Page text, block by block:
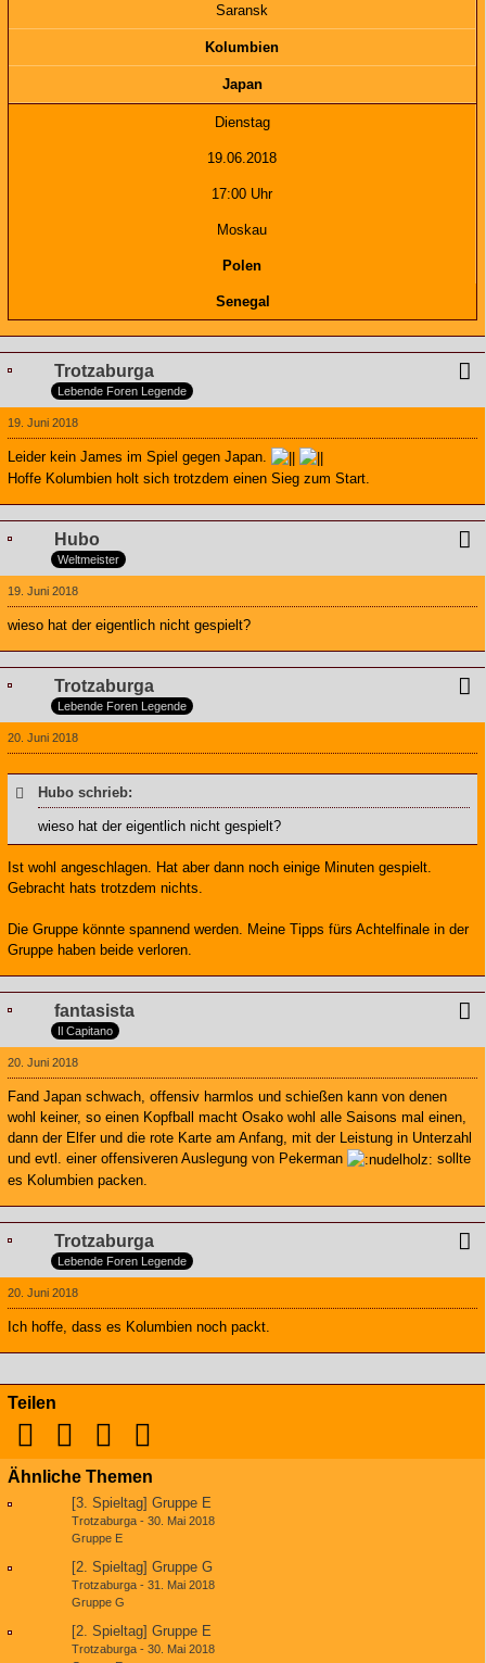
Saransk
Kolumbien
Japan
Dienstag
19.06.2018
17:00 Uhr
Moskau
Polen
Senegal
Trotzaburga
Lebende Foren Legende
19. Juni 2018
Leider kein James im Spiel gegen Japan.
Hoffe Kolumbien holt sich trotzdem einen Sieg zum Start.
Hubo
Weltmeister
19. Juni 2018
wieso hat der eigentlich nicht gespielt?
Trotzaburga
Lebende Foren Legende
20. Juni 2018
Hubo schrieb:
wieso hat der eigentlich nicht gespielt?
Ist wohl angeschlagen. Hat aber dann noch einige Minuten gespielt.
Gebracht hats trotzdem nichts.
Die Gruppe könnte spannend werden. Meine Tipps fürs Achtelfinale in der
Gruppe haben beide verloren.
fantasista
Il Capitano
20. Juni 2018
Fand Japan schwach, offensiv harmlos und schießen kann von denen
wohl keiner, so einen Kopfball macht Osako wohl alle Saisons mal einen,
dann der Elfer und die rote Karte am Anfang, mit der Leistung in Unterzahl
und evtl. einer offensiveren Auslegung von Pekerman
sollte
es Kolumbien packen.
Trotzaburga
Lebende Foren Legende
20. Juni 2018
Ich hoffe, dass es Kolumbien noch packt.
Teilen
Ähnliche Themen
[3. Spieltag] Gruppe E
Trotzaburga - 30. Mai 2018
Gruppe E
[2. Spieltag] Gruppe G
Trotzaburga - 31. Mai 2018
Gruppe G
[2. Spieltag] Gruppe E
Trotzaburga - 30. Mai 2018